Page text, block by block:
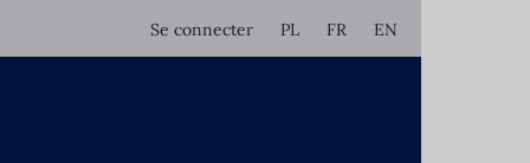
Se connecter PL FR EN